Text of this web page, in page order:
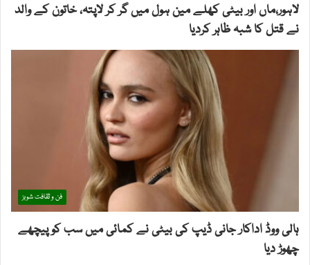
لاہور،ماں اور بیٹی کھلے مین ہول میں گر کر لاپتہ، خاتون کے والد
نے قتل کا شبہ ظاہر کردیا
فن و ثقافت شوبز
ہالی ووڈ اداکار جانی ڈیپ کی بیٹی نے کمائی میں سب کو پیچھے
چھوڑ دیا